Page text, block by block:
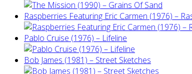
Raspberries Featuring Eric Carmen (1976) –
Pablo Cruise (1976) – Lifeline
Bob James (1981) – Street Sketches